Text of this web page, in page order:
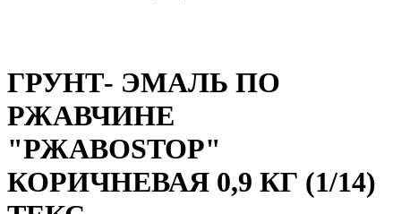
ГРУНТ- ЭМАЛЬ ПО
РЖАВЧИНЕ
"РЖАВОSTOP"
КОРИЧНЕВАЯ 0,9 КГ (1/14)